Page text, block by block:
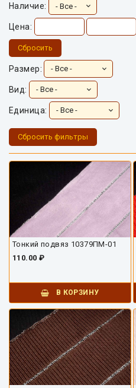
Наличие:
Цена:
Сбросить
Размер:
Вид:
Единица:
Сбросить фильтры
Тонкий подвяз 10379ПМ-01
110.00 ₽
В КОРЗИНУ